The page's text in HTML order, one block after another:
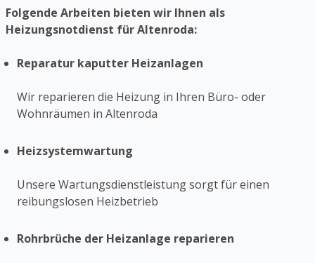
Folgende Arbeiten bieten wir Ihnen als
Heizungsnotdienst für Altenroda:
Reparatur kaputter Heizanlagen
Wir reparieren die Heizung in Ihren Büro- oder
Wohnräumen in Altenroda
Heizsystemwartung
Unsere Wartungsdienstleistung sorgt für einen
reibungslosen Heizbetrieb
Rohrbrüche der Heizanlage reparieren